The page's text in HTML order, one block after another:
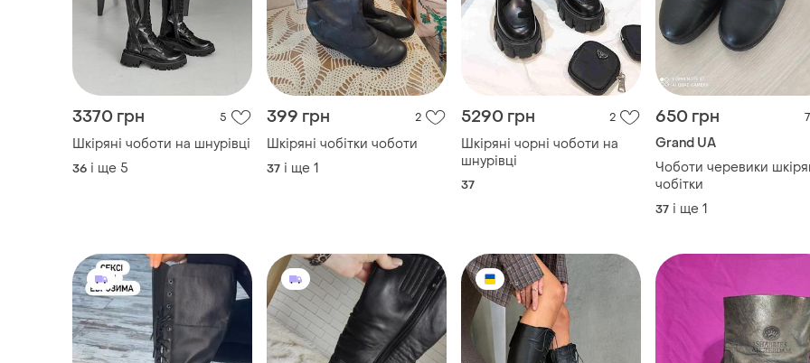
3370 грн 5
Шкіряні чоботи на шнурівці
36 і ще 5
399 грн 2
Шкіряні чобітки чоботи
37 і ще 1
5290 грн 2
Шкіряні чорні чоботи на
шнурівці
37
650 грн 7
Grand UA
Чоботи черевики
чобітки
37 і ще 1